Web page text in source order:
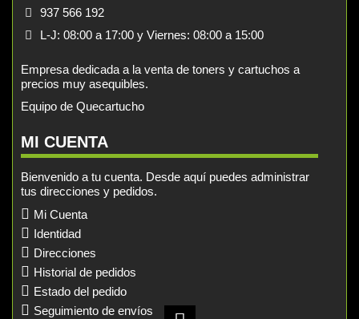
937 566 192
L-J: 08:00 a 17:00 y Viernes: 08:00 a 15:00
Empresa dedicada a la venta de toners y cartuchos a
precios muy asequibles.
Equipo de Quecartucho
MI CUENTA
Bienvenido a tu cuenta. Desde aquí puedes administrar
tus direcciones y pedidos.
Mi Cuenta
Identidad
Direcciones
Historial de pedidos
Estado del pedido
Seguimiento de envíos